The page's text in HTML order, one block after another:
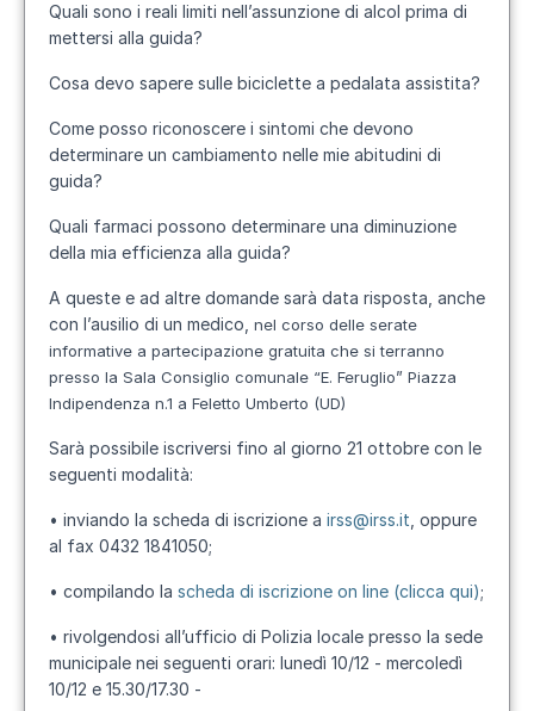
Quali sono i reali limiti nell’assunzione di alcol prima di
mettersi alla guida?
Cosa devo sapere sulle biciclette a pedalata assistita?
Come posso riconoscere i sintomi che devono
determinare un cambiamento nelle mie abitudini di
guida?
Quali farmaci possono determinare una diminuzione
della mia efficienza alla guida?
A queste e ad altre domande sarà data risposta, anche
con l’ausilio di un medico, nel corso delle serate
informative a partecipazione gratuita che si terranno
presso la Sala Consiglio comunale “E. Feruglio” Piazza
Indipendenza n.1 a Feletto Umberto (UD)
Sarà possibile iscriversi fino al giorno 21 ottobre con le
seguenti modalità:
• inviando la scheda di iscrizione a irss@irss.it , oppure
al fax 0432 1841050;
• compilando la scheda di iscrizione on line (clicca qui);
• rivolgendosi all’ufficio di Polizia locale presso la sede
municipale nei seguenti orari: lunedì 10/12 - mercoledì
10/12 e 15.30/17.30 -